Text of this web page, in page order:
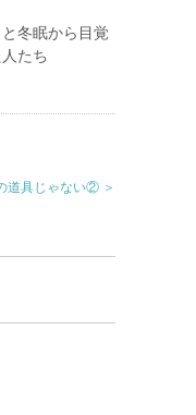
冬眠から目覚
たち
道具じゃない② ＞